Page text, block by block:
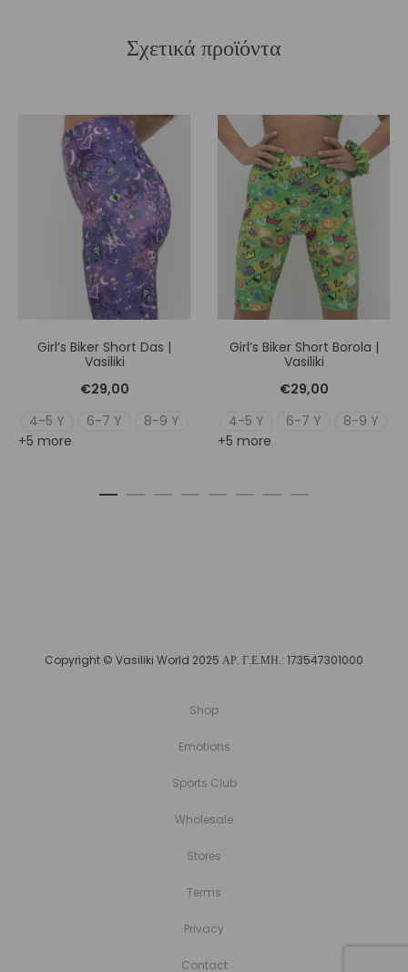
Σχετικά προϊόντα
Girl’s Biker Short Das |
Vasiliki
€29,00
4-5 Y
6-7 Y
8-9 Y
+5 more
Girl’s Biker Short Borola |
Vasiliki
€29,00
4-5 Y
6-7 Y
8-9 Y
+5 more
Copyright © Vasiliki World 2025 ΑΡ. Γ.Ε.ΜΗ.: 173547301000
Shop
Emotions
Sports Club
Wholesale
Stores
Terms
Privacy
Contact